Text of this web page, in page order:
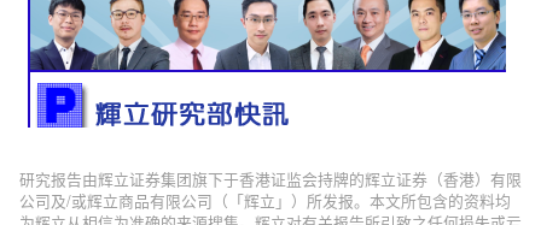
研究报告由辉立证券集团旗下于香港证监会持牌的辉立证券（香港）有限
公司及/或辉立商品有限公司（「辉立」）所发报。本文所包含的资料均